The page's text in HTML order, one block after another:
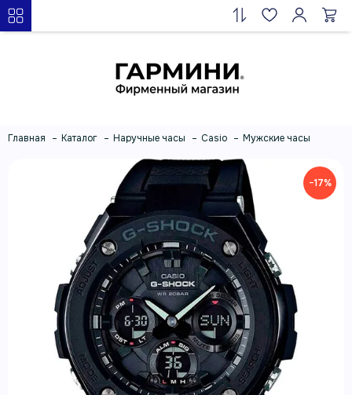
Главная Каталог Наручные часы Casio Мужские часы
−17%